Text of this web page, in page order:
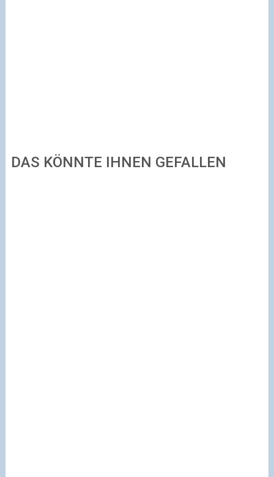
DAS KÖNNTE IHNEN GEFALLEN